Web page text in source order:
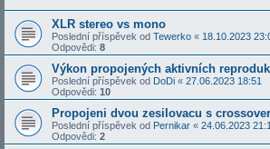
XLR stereo vs mono
Poslední příspěvek od Tewerko « 18.10.2023
Odpovědi: 8
Výkon propojených aktivních
Poslední příspěvek od DoDi « 27.06.2023 18:51
Odpovědi: 10
Propojeni dvou zesilovacu s
Poslední příspěvek od Pernikar « 24.06.2023
Odpovědi: 2